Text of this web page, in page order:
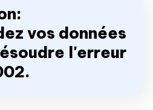
vos données
l'erreur